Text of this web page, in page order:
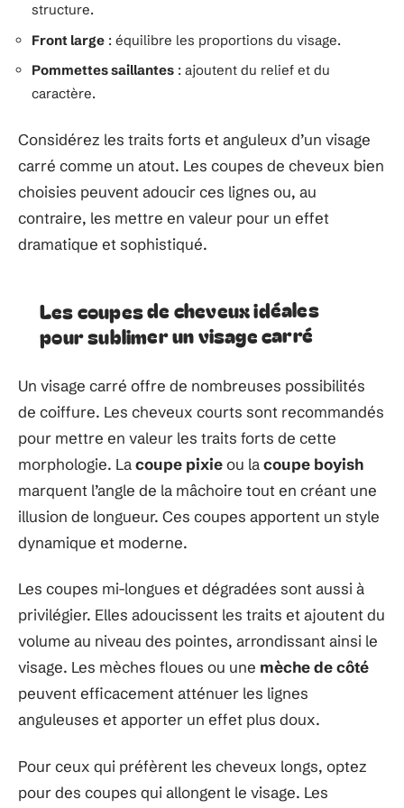
structure.
Front large : équilibre les proportions du visage.
Pommettes saillantes : ajoutent du relief et du
caractère.
Considérez les traits forts et anguleux d’un visage
carré comme un atout. Les coupes de cheveux bien
choisies peuvent adoucir ces lignes ou, au
contraire, les mettre en valeur pour un effet
dramatique et sophistiqué.
Les coupes de cheveux idéales
pour sublimer un visage carré
Un visage carré offre de nombreuses possibilités
de coiffure. Les cheveux courts sont recommandés
pour mettre en valeur les traits forts de cette
morphologie. Lacoupe pixieou lacoupe boyish
marquent l’angle de la mâchoire tout en créant une
illusion de longueur. Ces coupes apportent un style
dynamique et moderne.
Les coupes mi-longues et dégradées sont aussi à
privilégier. Elles adoucissent les traits et ajoutent du
volume au niveau des pointes, arrondissant ainsi le
visage. Les mèches floues ou une mèche de côté
peuvent efficacement atténuer les lignes
anguleuses et apporter un effet plus doux.
Pour ceux qui préfèrent les cheveux longs, optez
pour des coupes qui allongent le visage. Les